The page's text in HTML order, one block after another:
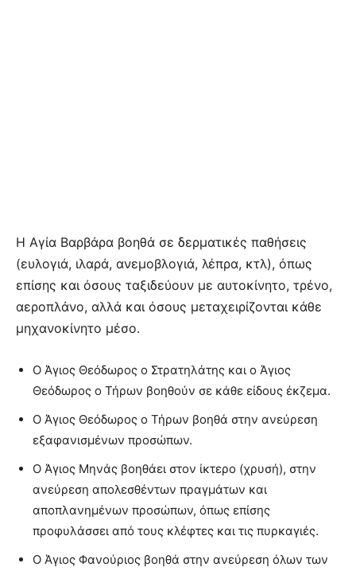
Η Αγία Βαρβάρα βοηθά σε δερματικές παθήσεις
(ευλογιά, ιλαρά, ανεμοβλογιά, λέπρα, κτλ), όπως
επίσης και όσους ταξιδεύουν με αυτοκίνητο, τρένο,
αεροπλάνο, αλλά και όσους μεταχειρίζονται κάθε
μηχανοκίνητο μέσο.
Ο Άγιος Θεόδωρος ο Στρατηλάτης και ο Άγιος
Θεόδωρος ο Τήρων βοηθούν σε κάθε είδους έκζεμα.
Ο Άγιος Θεόδωρος ο Τήρων βοηθά στην ανεύρεση
εξαφανισμένων προσώπων.
Ο Άγιος Μηνάς βοηθάει στον ίκτερο (χρυσή), στην
ανεύρεση απολεσθέντων πραγμάτων και
αποπλανημένων προσώπων, όπως επίσης
προφυλάσσει από τους κλέφτες και τις πυρκαγιές.
Ο Άγιος Φανούριος βοηθά στην ανεύρεση όλων των